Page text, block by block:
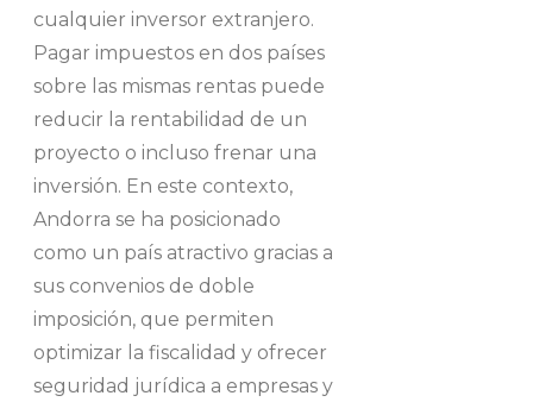
cualquier inversor extranjero.
Pagar impuestos en dos países
sobre las mismas rentas puede
reducir la rentabilidad de un
proyecto o incluso frenar una
inversión. En este contexto,
Andorra se ha posicionado
como un país atractivo gracias a
sus convenios de doble
imposición, que permiten
optimizar la fiscalidad y ofrecer
seguridad jurídica a empresas y